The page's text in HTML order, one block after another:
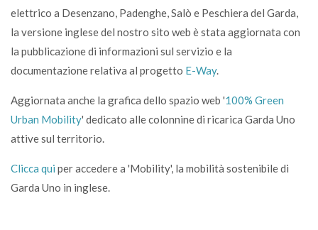
elettrico a Desenzano, Padenghe, Salò e Peschiera del Garda,
la versione inglese del nostro sito web è stata aggiornata con
la pubblicazione di informazioni sul servizio e la
documentazione relativa al progetto E-Way.
Aggiornata anche la grafica dello spazio web '100% Green
Urban Mobility' dedicato alle colonnine di ricarica Garda Uno
attive sul territorio.
Clicca qui per accedere a 'Mobility', la mobilità sostenibile di
Garda Uno in inglese.